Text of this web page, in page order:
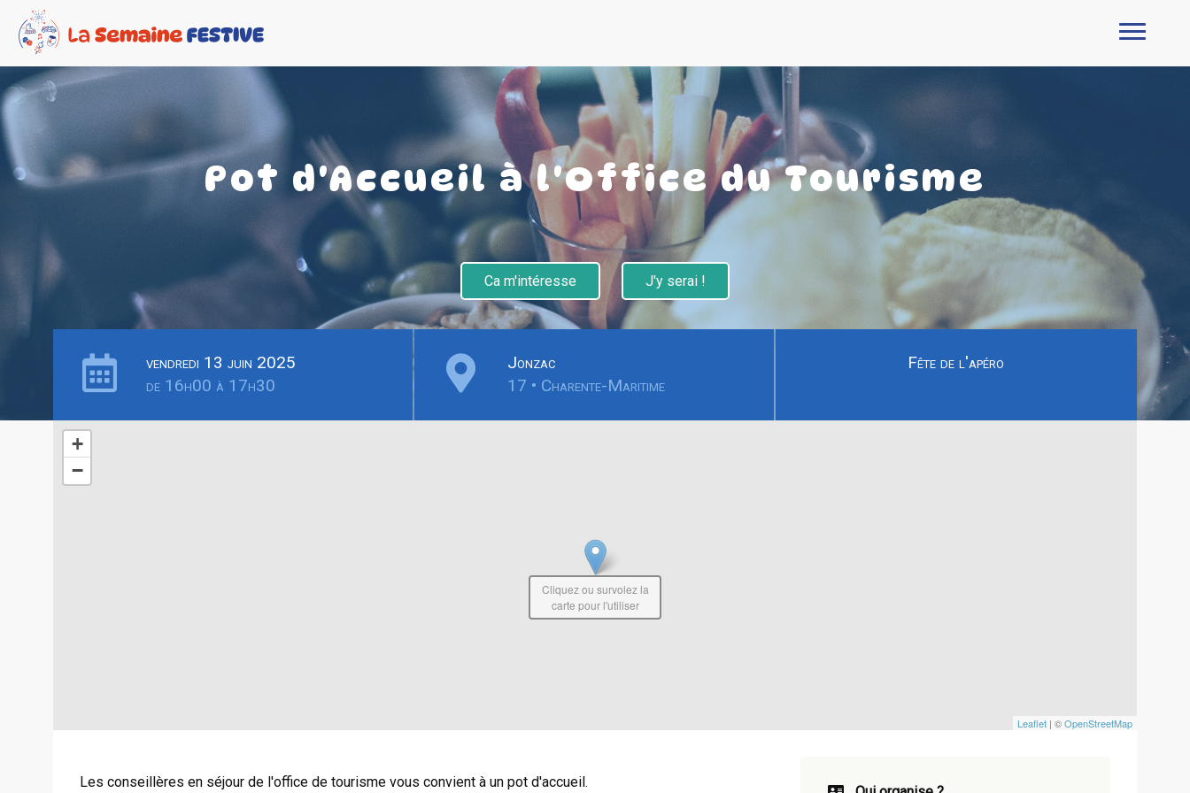
Pot d'Accueil à l'Office du Tourisme
Ca m'intéresse J'y serai !
vendredi 13 juin 2025
de 16h00 à 17h30
Jonzac
17 • Charente-Maritime
Fête de l'apéro
+
−
Leaflet | ©OpenStreetMap
Cliquez ou survolez la
carte pour l'utiliser
Les conseillères en séjour de l'office de tourisme vous convient à un pot d'accueil.